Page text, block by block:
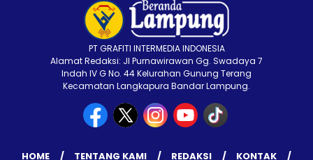
PT GRAFITI INTERMEDIA INDONESIA
Alamat Redaksi: Jl Purnawirawan Gg. Swadaya 7
Indah IV G No. 44 Kelurahan Gunung Terang
Kecamatan Langkapura Bandar Lampung.
HOME TENTANG KAMI REDAKSI KONTAK